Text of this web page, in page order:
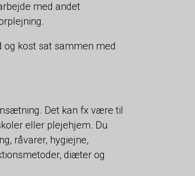
med andet
kost sat sammen med
Det kan fx være til
eller plejehjem. Du
råvarer, hygiejne,
diæter og